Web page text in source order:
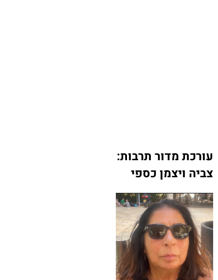
עורכת מדור תרבות:
צביה ויצמן כספי